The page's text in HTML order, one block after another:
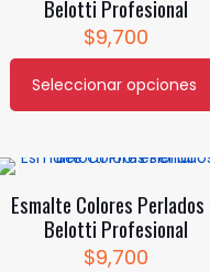
se
pueden
la
página
Belotti Profesional
$9,700
Seleccionar opciones
Este
múltiples
variantes.
Esmalte Colores
Belotti Profesional
$9,700